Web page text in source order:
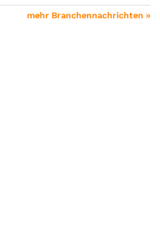
mehr Branchennachrichten »